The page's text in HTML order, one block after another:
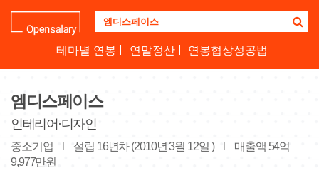
기
업
명
하
세
요
테마별 연봉 연말정산 연봉협상성공법
엠디스페이스
인테리어·디자인
중소기업 설립 16년차 (2010년 3월 12일 )
매출액 54억
9,977만원